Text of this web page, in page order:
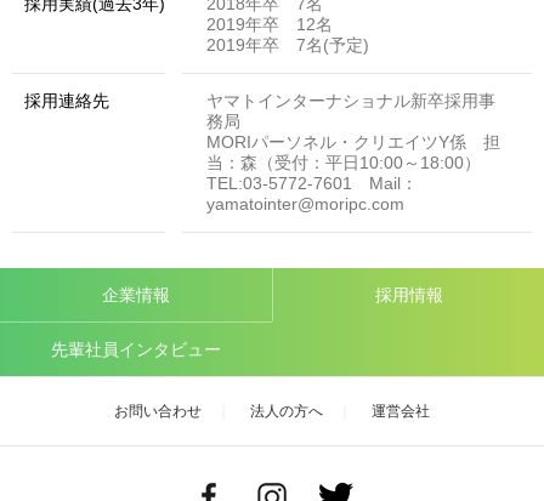
2019年卒 12名
2019年卒 7名(予定)
採用連絡先
ヤマトインターナショナル新卒採用事
務局
MORIパーソネル・クリエイツY係 担
当：森（受付：平日10:00～18:00）
TEL:03-5772-7601 Mail：
yamatointer@moripc.com
企業情報 採用情報
先輩社員インタビュー
お問い合わせ 法人の方へ 運営会社